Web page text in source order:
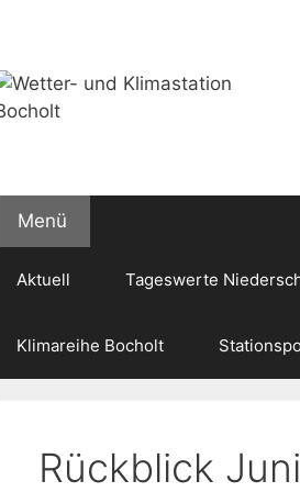
Menü
Aktuell Tageswerte
Klimareihe Bocholt
Rückblick